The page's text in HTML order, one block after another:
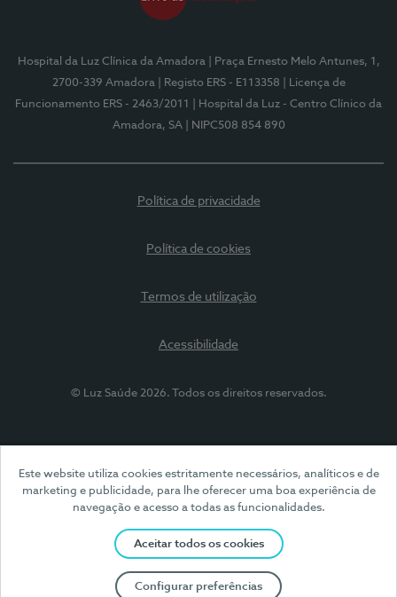
Este website utiliza cookies estritamente necessários, analíticos e de
marketing e publicidade, para lhe oferecer uma boa experiência de
navegação e acesso a todas as funcionalidades.
Aceitar todos os cookies
Configurar preferências
Hospital da Luz Clínica da Amadora
| Praça Ernesto Melo Antunes, 1,
2700-339 Amadora
| Registo ERS - E113358
| Licença de
Funcionamento ERS - 2463/2011
| Hospital da Luz - Centro Clínico da
Amadora, SA
| NIPC508 854 890
Política de privacidade
Política de cookies
Termos de utilização
Acessibilidade
© Luz Saúde 2026. Todos os direitos reservados.